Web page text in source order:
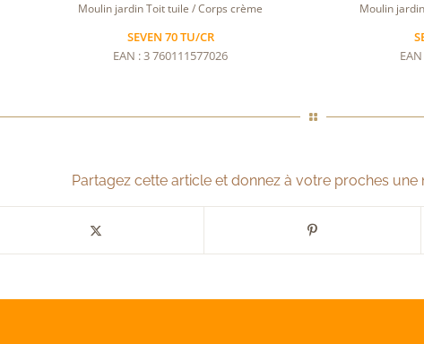
Moulin jardin Toit tuile / Corps crème
SEVEN 70 TU/CR
EAN : 3 760111577026
Moulin
Partagez cette article et donnez à votre proches une